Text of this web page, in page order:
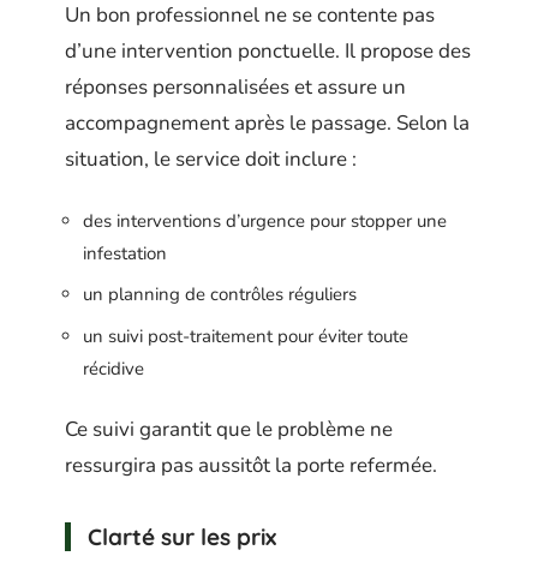
Un bon professionnel ne se contente pas
d’une intervention ponctuelle. Il propose des
réponses personnalisées et assure un
accompagnement après le passage. Selon la
situation, le service doit inclure :
des interventions d’urgence pour stopper une
infestation
un planning de contrôles réguliers
un suivi post-traitement pour éviter toute
récidive
Ce suivi garantit que le problème ne
ressurgira pas aussitôt la porte refermée.
Clarté sur les prix